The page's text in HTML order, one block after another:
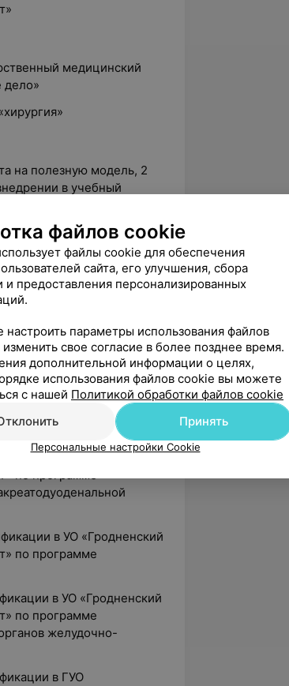
медицинский
дело»
на полезную модель, 2
в учебный
форумов и конференций
интернатуру по хирургии
в ГУО «Белорусская
по программе
в ГУО «Белорусская
по программе
тракта».
в ГУО «Белорусский
по программе
в УО «Гродненский
по программе
в УО «Гродненский
по программе
желудочно-
в ГУО
файлов cookie
файлы cookie для обеспечения
сайта, его улучшения, сбора
и предоставления персонализированных
параметры использования файлов
свое согласие в более позднее время.
дополнительной информации о целях,
использования файлов cookie вы можете
с нашей Политикой обработки файлов cookie
Принять
Персональные настройки Cookie